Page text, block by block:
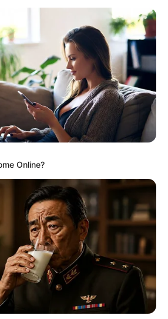
θα πέσει
10:01
New
–
Κορυφαίος επιστήμονας του
κλίματος καταδικάζει τον
“γκεμπελικό” συναγερμό για
το κλίμα
Online?